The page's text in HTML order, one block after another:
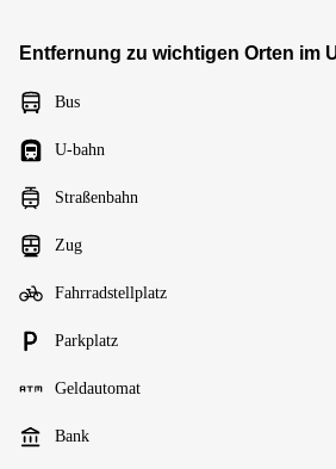
Entfernung zu wichtigen Orten im
Bus
U-bahn
Straßenbahn
Zug
Fahrradstellplatz
Parkplatz
Geldautomat
Bank